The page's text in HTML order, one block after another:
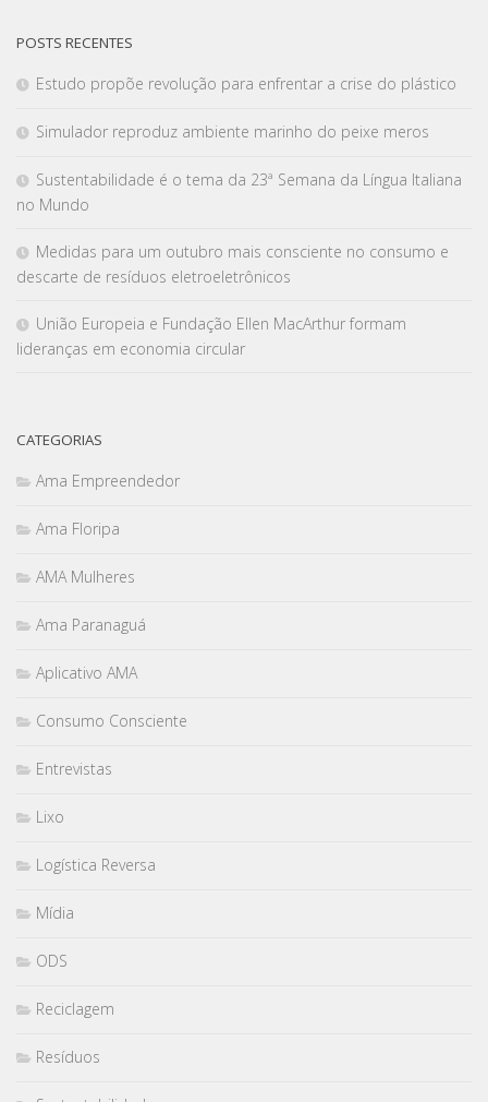
POSTS RECENTES
Estudo propõe revolução para enfrentar a crise do plástico
Simulador reproduz ambiente marinho do peixe meros
Sustentabilidade é o tema da 23ª Semana da Língua Italiana
no Mundo
Medidas para um outubro mais consciente no consumo e
descarte de resíduos eletroeletrônicos
União Europeia e Fundação Ellen MacArthur formam
lideranças em economia circular
CATEGORIAS
Ama Empreendedor
Ama Floripa
AMA Mulheres
Ama Paranaguá
Aplicativo AMA
Consumo Consciente
Entrevistas
Lixo
Logística Reversa
Mídia
ODS
Reciclagem
Resíduos